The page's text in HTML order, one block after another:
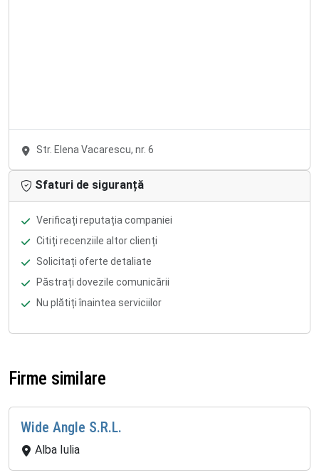
Str. Elena Vacarescu, nr. 6
Sfaturi de siguranță
Verificați reputația companiei
Citiți recenziile altor clienți
Solicitați oferte detaliate
Păstrați dovezile comunicării
Nu plătiți înaintea serviciilor
Firme similare
Wide Angle S.R.L.
Alba Iulia